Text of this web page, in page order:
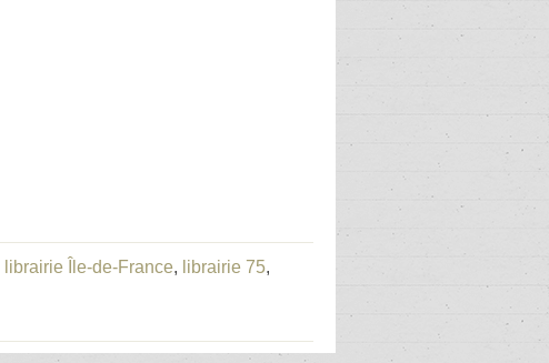
librairie Île-de-France, librairie 75,